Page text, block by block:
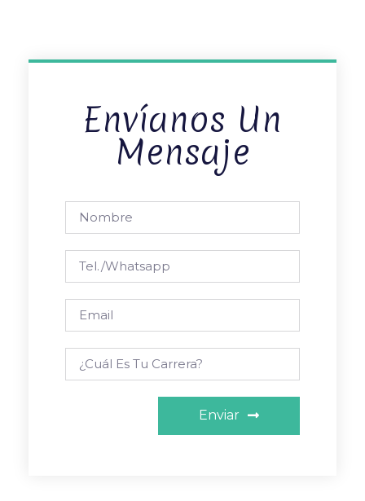
Envíanos Un
Mensaje
Enviar